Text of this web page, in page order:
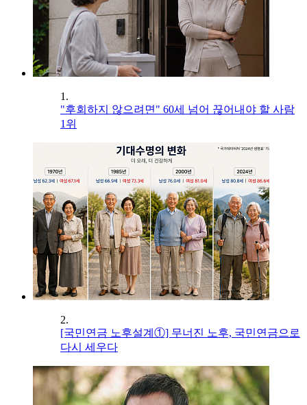
1.
"후회하지 않으려면" 60세 넘어 끊어내야 할 사람
1위
2.
[국민연금 노후설계①] 무너진 노후, 국민연금으로
다시 세우다